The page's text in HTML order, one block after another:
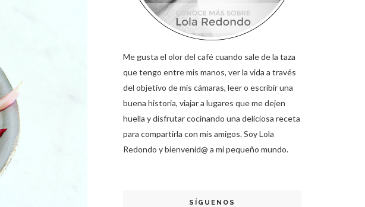
Me gusta el olor del café cuando sale de la taza
que tengo entre mis manos, ver la vida a través
del objetivo de mis cámaras, leer o escribir una
buena historia, viajar a lugares que me dejen
huella y disfrutar cocinando una deliciosa receta
para compartirla con mis amigos. Soy Lola
Redondo y bienvenid@ a mi pequeño mundo.
SÍGUENOS